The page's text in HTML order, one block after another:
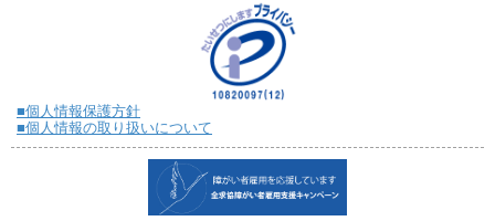
■個人情報保護方針
■個人情報の取り扱いについて